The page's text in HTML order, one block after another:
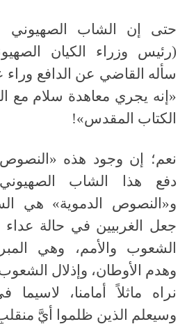
حتى إن الشاب الصهيوني
(رئيس وزراء الكيان
سأله القاضي عن الدافع وراء
«إنه يجري معاهدة سلام مع
الكتاب المقدس»!
نعم؛ إن وجود هذه «النصوص
دفع هذا الشاب
و«النصوص الدموية» هي
جعل الغربيين في حالة
الشعوب والأمم، وهي
وهدم الأوطان، وإذلال
نراه ماثلاً أمامنا، لاسيما
وسيعلم الذين ظلموا أيَّ